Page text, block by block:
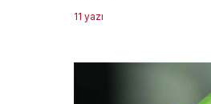
11 yazı